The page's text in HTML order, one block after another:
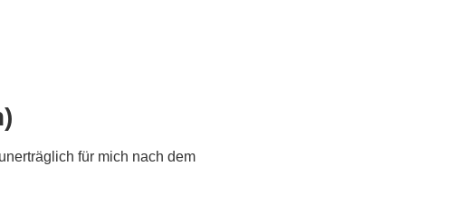
für mich nach dem